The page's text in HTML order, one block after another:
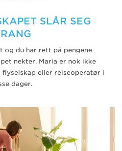
SLÅR SEG
og du har rett på pengene
nekter. Maria er nok ikke
flyselskap eller reiseoperatør i
dager.